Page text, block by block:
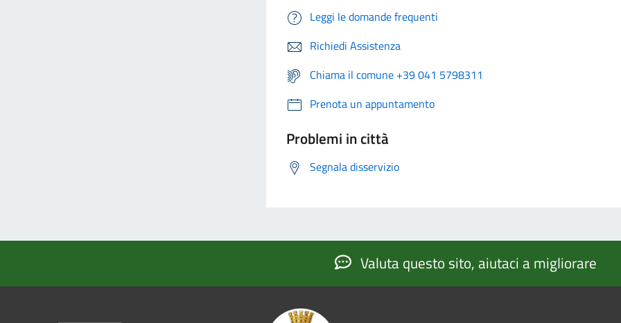
Leggi le domande frequenti
Richiedi Assistenza
Chiama il comune +39 041 5798311
Prenota un appuntamento
Problemi in città
Segnala disservizio
Valuta questo sito, aiutaci a migliorare